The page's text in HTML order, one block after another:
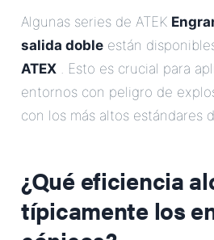
Algunas series de ATEK
salida doble están
ATEX . Esto es crucial para
entornos con peligro de
con los más altos estándares
¿Qué eficiencia
típicamente los